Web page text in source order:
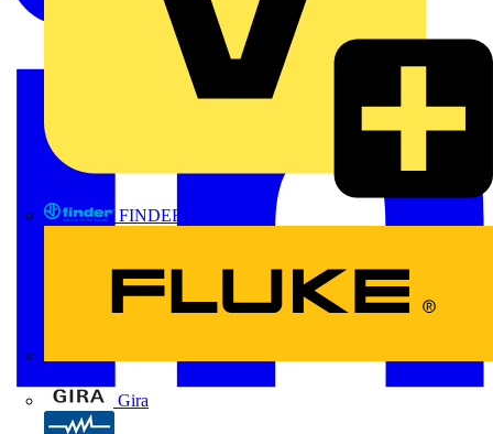
FINDER
Gira